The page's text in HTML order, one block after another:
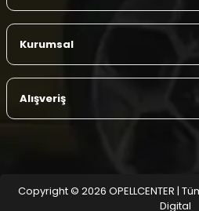
Kurumsal
Alışveriş
Copyright © 2026 OPELLCENTER |
Digital